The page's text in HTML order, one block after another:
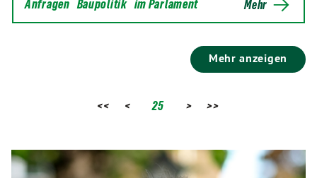
Anfragen Baupolitik im Parlament Mehr
Mehr anzeigen
<< < 25 > >>